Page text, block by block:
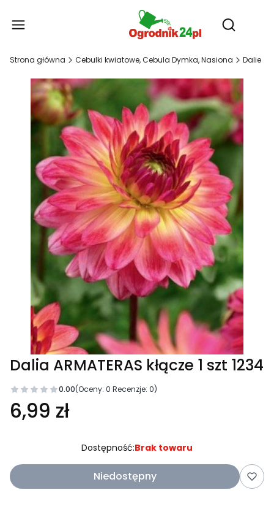
Otwórz
Strona główna Cebulki kwiatowe, Cebula Dymka, Nasiona Dalie
Dalia ARMATERAS kłącze 1 szt 1234
0.00(Oceny: 0 Recenzje: 0)
6,99 zł
Dostępność:Brak towaru
Niedostępny